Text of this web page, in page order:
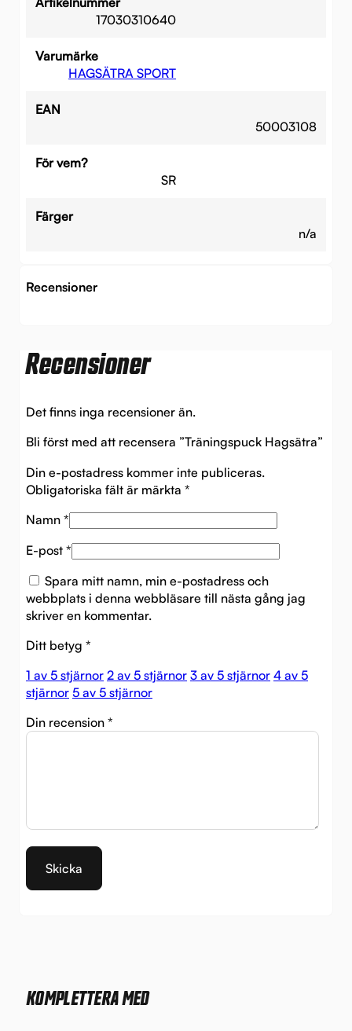
17030310640
Varumärke
HAGSÄTRA SPORT
EAN
50003108
För vem?
SR
Färger
n/a
Recensioner
Recensioner
Det finns inga recensioner än.
Bli först med att recensera ”Träningspuck Hagsätra”
Din e-postadress kommer inte publiceras.
Obligatoriska fält är märkta *
Namn *
E-post *
Spara mitt namn, min e-postadress och
webbplats i denna webbläsare till nästa gång jag
skriver en kommentar.
Ditt betyg *
1 av 5 stjärnor 2 av 5 stjärnor 3 av 5 stjärnor 4 av 5
stjärnor 5 av 5 stjärnor
Din recension *
KOMPLETTERA MED